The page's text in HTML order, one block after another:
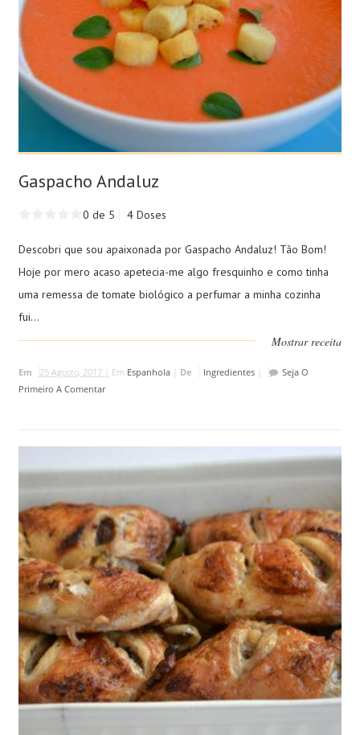
Gaspacho Andaluz
0 de 5 4 Doses
Descobri que sou apaixonada por Gaspacho Andaluz! Tão Bom!
Hoje por mero acaso apetecia-me algo fresquinho e como tinha
uma remessa de tomate biológico a perfumar a minha cozinha
fui...
Mostrar receita
Em 25 Agosto, 2017 | Em Espanhola| De Ingredientes|
Seja O
Primeiro A Comentar